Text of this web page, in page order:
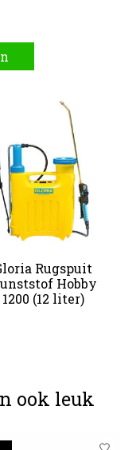
Rugspuit
Hobby
1200 (12 liter)
ook leuk